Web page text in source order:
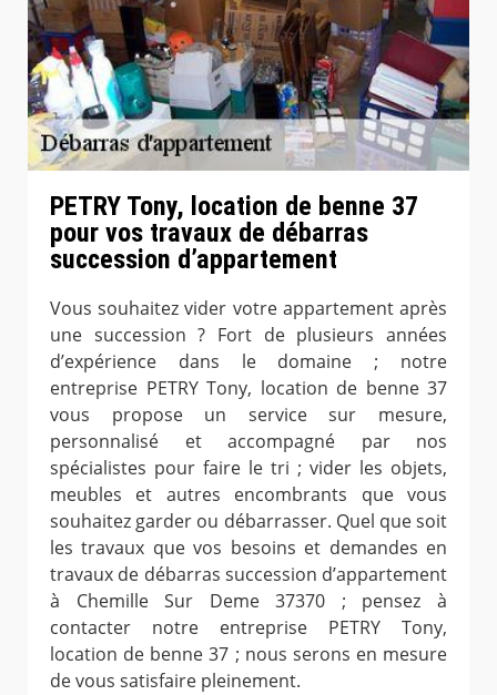
PETRY Tony, location de benne 37
pour vos travaux de débarras
succession d’appartement
Vous souhaitez vider votre appartement après
une succession ? Fort de plusieurs années
d’expérience dans le domaine ; notre
entreprise PETRY Tony, location de benne 37
vous propose un service sur mesure,
personnalisé et accompagné par nos
spécialistes pour faire le tri ; vider les objets,
meubles et autres encombrants que vous
souhaitez garder ou débarrasser. Quel que soit
les travaux que vos besoins et demandes en
travaux de débarras succession d’appartement
à Chemille Sur Deme 37370 ; pensez à
contacter notre entreprise PETRY Tony,
location de benne 37 ; nous serons en mesure
de vous satisfaire pleinement.